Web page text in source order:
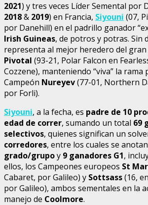
2021) y tres veces Líder Semental por
2018& 2019) en Francia, Siyouni (07,
por Danehill) en el padrillo ganador
Irish Guineas, de potros y potras. Sin
representa al mejor heredero del
Pivotal (93-21, Polar Falcon en
Cozzene), manteniendo “viva” la rama
Campeón Nureyev(77-01, Northern
por Forli).
Siyouni, a la fecha, es padre de 10
edad de correr, sumando un total 69
selectivos, quienes significan un
corredores, entre los cuales se anotan
grado/grupoy 9 ganadores G1,
ellos, los Campeones europeos St
Cabaret, por Galileo) y Sottsass(16,
por Galileo), ambos sementales en la
manejo de Coolmore.